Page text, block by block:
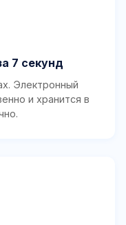
7 секунд
Электронный
и хранится в